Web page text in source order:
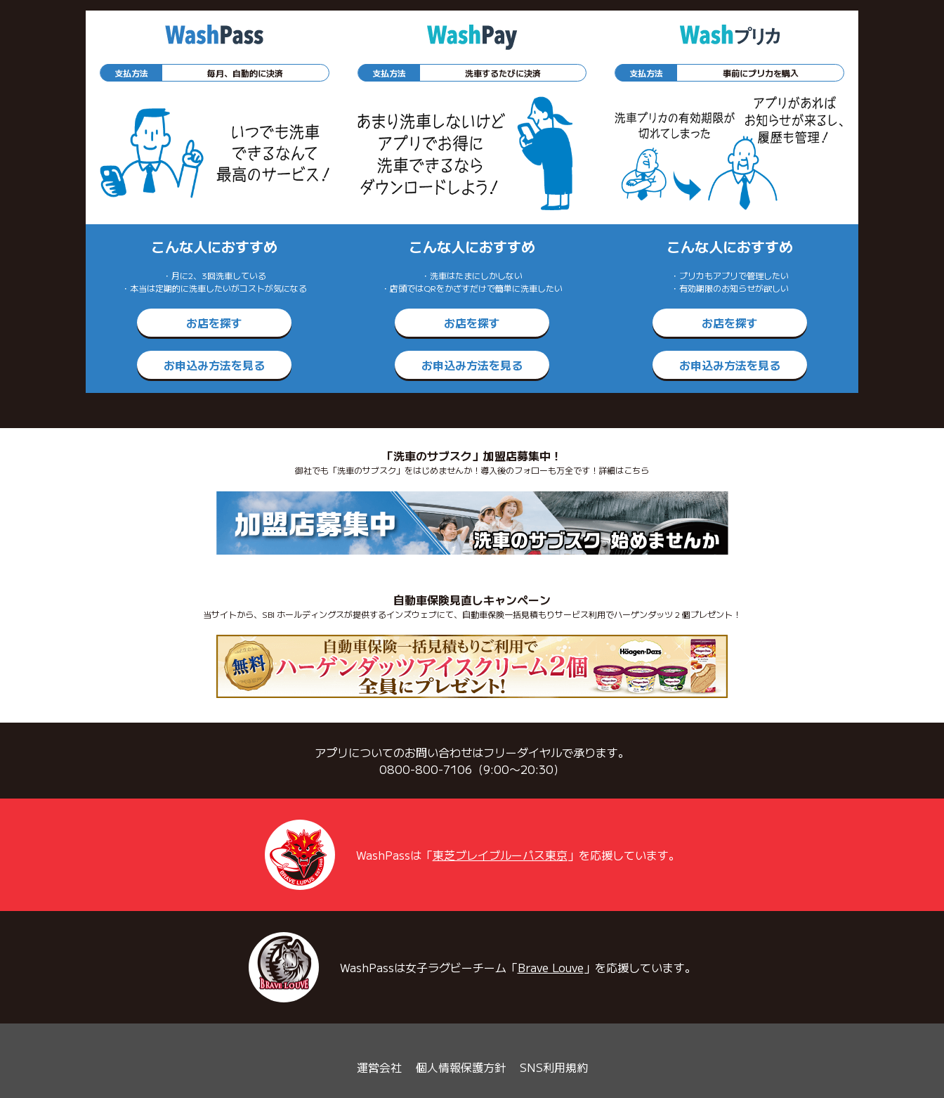
支払方法 毎月、自動的に決済
こんな人におすすめ
・月に2、3回洗車している
・本当は定期的に洗車したいがコストが気になる
お店を探す
お申込み方法を見る
支払方法 洗車するたびに決済
こんな人におすすめ
・洗車はたまにしかしない
・店頭ではQRをかざすだけで簡単に洗車したい
お店を探す
お申込み方法を見る
支払方法 事前にプリカを購入
こんな人におすすめ
・プリカもアプリで管理したい
・有効期限のお知らせが欲しい
お店を探す
お申込み方法を見る
「洗車のサブスク」加盟店募集中！
御社でも「洗車のサブスク」をはじめませんか！導入後のフォローも万全です！詳細はこちら
自動車保険見直しキャンペーン
当サイトから、SBI ホールディングスが提供するインズウェブにて、自動車保険一括見積もりサービス利用でハーゲンダッツ 2 個プレゼント！
アプリについてのお問い合わせはフリーダイヤルで承ります。
0800-800-7106（9:00〜20:30）
WashPassは「東芝ブレイブルーパス東京」を応援しています。
WashPassは女子ラグビーチーム「Brave Louve 」を応援しています。
運営会社 個人情報保護方針 SNS利用規約